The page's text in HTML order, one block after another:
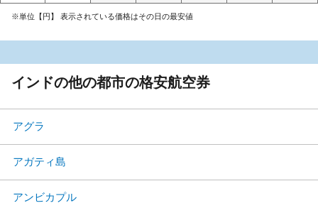
※単位【円】 表示されている価格はその日の最安値
インドの他の都市の格安航空券
アグラ
アガティ島
アンビカプル